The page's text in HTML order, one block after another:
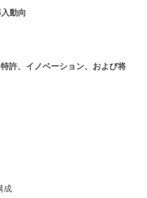
動向
許、イノベーション、および将
成